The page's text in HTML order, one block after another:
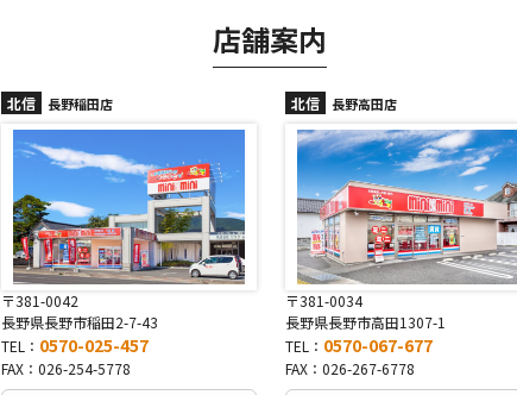
店舗案内
北信 長野高田店
〒381-0034
長野県長野市高田1307-1
TEL： 0570-067-677
FAX：026-267-6778
北信 長野駅前店
〒380-0822
長野県長野市大字鶴賀南千歳町826
TEL： 0570-069-991
FAX：026-269-9992